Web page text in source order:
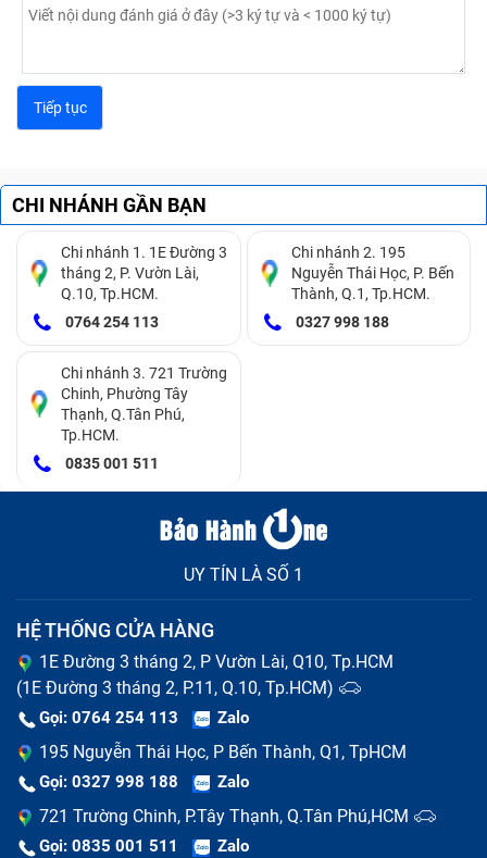
cũng có thể fix lỗi win lại.
Options, và chọn dòng Disable driver signature
enforcement là xong ngay. Nếu không được bạn chỉ còn
hay thay thế ổ đĩa DVD mới.
Cách khắc phục ổ đĩa DVD laptop Ổ Dvd Imac Pro 2020
(đã tính công) bị lỗi
Lỗi mắt đọc
Tình trạng này xuất hiện do ổ đĩa lâu ngày không được
vệ sinh sạch sẽ, lớp bụi đóng đã che đi mắt đọc, khiến
cho ổ đĩa không đọc được đĩa.
Gặp phải vấn đề này bạn cần làm là vệ sinh sạch sẽ.
Người dùng nên sắm cho mình bộ dụng cụ lau mắt đọc
CHI NHÁNH GẦN BẠN
Chi nhánh 1. 1E Đường 3
tháng 2, P. Vườn Lài,
Q.10, Tp.HCM.
0764 254 113
Chi nhánh 2. 195
Nguyễn Thái Học, P. Bến
Thành, Q.1, Tp.HCM.
0327 998 188
Chi nhánh 3. 721 Trường
Chinh, Phường Tây
Thạnh, Q.Tân Phú,
Tp.HCM.
0835 001 511
UY TÍN LÀ SỐ 1
HỆ THỐNG CỬA HÀNG
1E Đường 3 tháng 2, P Vườn Lài, Q10, Tp.HCM
(1E Đường 3 tháng 2, P.11, Q.10, Tp.HCM)
Gọi: 0764 254 113 Zalo
195 Nguyễn Thái Học, P Bến Thành, Q1, TpHCM
Gọi: 0327 998 188 Zalo
721 Trường Chinh, P.Tây Thạnh, Q.Tân Phú,HCM
Gọi: 0835 001 511 Zalo